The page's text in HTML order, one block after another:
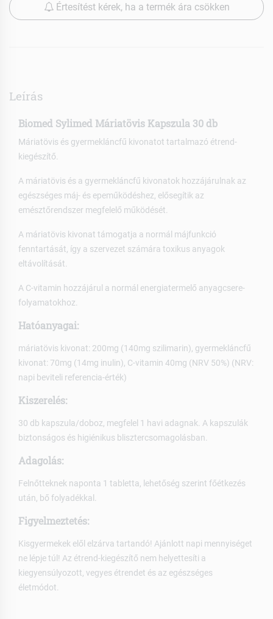
Értesítést kérek, ha a termék ára csökken
Leírás
Biomed Sylimed Máriatövis Kapszula 30 db
Máriatövis és gyermekláncfű kivonatot tartalmazó étrend-
kiegészítő.
A máriatövis és a gyermekláncfű kivonatok hozzájárulnak az
egészséges máj- és epeműködéshez, elősegítik az
emésztőrendszer megfelelő működését.
A máriatövis kivonat támogatja a normál májfunkció
fenntartását, így a szervezet számára toxikus anyagok
eltávolítását.
A C-vitamin hozzájárul a normál energiatermelő anyagcsere-
folyamatokhoz.
Hatóanyagai:
máriatövis kivonat: 200mg (140mg szilimarin), gyermekláncfű
kivonat: 70mg (14mg inulin), C-vitamin 40mg (NRV 50%) (NRV:
napi beviteli referencia-érték)
Kiszerelés:
30 db kapszula/doboz, megfelel 1 havi adagnak. A kapszulák
biztonságos és higiénikus blisztercsomagolásban.
Adagolás:
Felnőtteknek naponta 1 tabletta, lehetőség szerint főétkezés
után, bő folyadékkal.
Figyelmeztetés:
Kisgyermekek elől elzárva tartandó! Ajánlott napi mennyiséget
ne lépje túl! Az étrend-kiegészítő nem helyettesíti a
kiegyensúlyozott, vegyes étrendet és az egészséges
életmódot.